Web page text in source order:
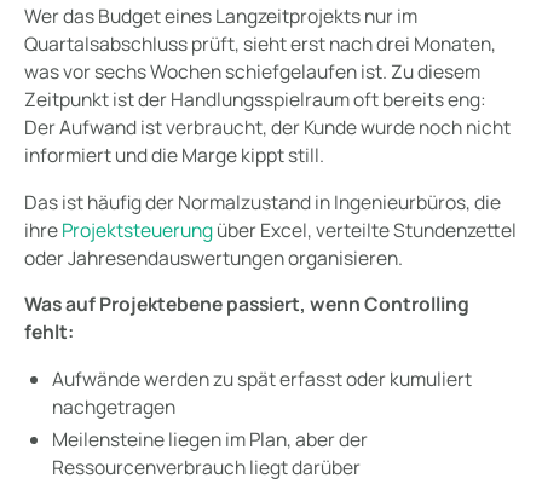
Wer das Budget eines Langzeitprojekts nur im
Quartalsabschluss prüft, sieht erst nach drei Monaten,
was vor sechs Wochen schiefgelaufen ist. Zu diesem
Zeitpunkt ist der Handlungsspielraum oft bereits eng:
Der Aufwand ist verbraucht, der Kunde wurde noch nicht
informiert und die Marge kippt still.
Das ist häufig der Normalzustand in Ingenieurbüros, die
ihreProjektsteuerungüber Excel, verteilte Stundenzettel
oder Jahresendauswertungen organisieren.
Was auf Projektebene passiert, wenn Controlling
fehlt:
Aufwände werden zu spät erfasst oder kumuliert
nachgetragen
Meilensteine liegen im Plan, aber der
Ressourcenverbrauch liegt darüber